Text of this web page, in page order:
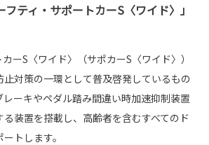
ティ・サポートカーS〈ワイド〉」
ーS〈ワイド〉（サポカーS〈ワイド〉）
止対策の一環として普及啓発しているもの
ーキやペダル踏み間違い時加速抑制装置
装置を搭載し、高齢者を含むすべてのド
トします。